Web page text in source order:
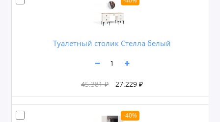
Туалетный столик Стелла белый
45.381 ₽ 27.229 ₽
-40%